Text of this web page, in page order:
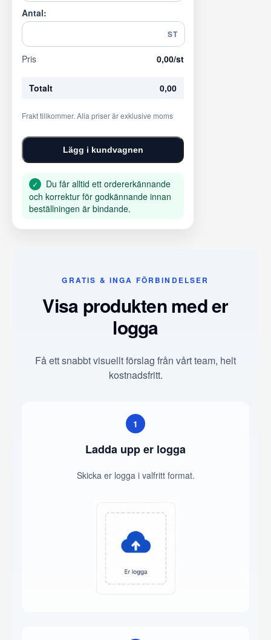
Antal:
ST
Pris 0,00/st
Totalt 0,00
Frakt tillkommer. Alla priser är exklusive moms
Lägg i kundvagnen
✓
Du får alltid ett ordererkännande
och korrektur för godkännande innan
beställningen är bindande.
GRATIS & INGA FÖRBINDELSER
Visa produkten med er
logga
Få ett snabbt visuellt förslag från vårt team, helt
kostnadsfritt.
1
Ladda upp er logga
Skicka er logga i valfritt format.